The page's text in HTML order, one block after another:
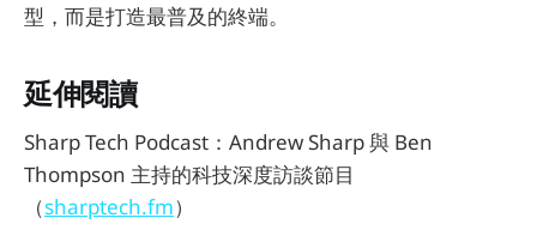
型，而是打造最普及的終端。
延伸閱讀
Sharp Tech Podcast：Andrew Sharp 與 Ben
Thompson 主持的科技深度訪談節目
（sharptech.fm）